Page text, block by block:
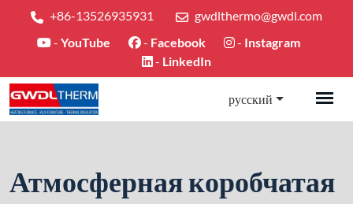
+86-13526935931
gwdlthermo@gwdl.com
- YouTube - Facebook - Instagram
- LinkedIn
русский
Атмосферная коробчатая